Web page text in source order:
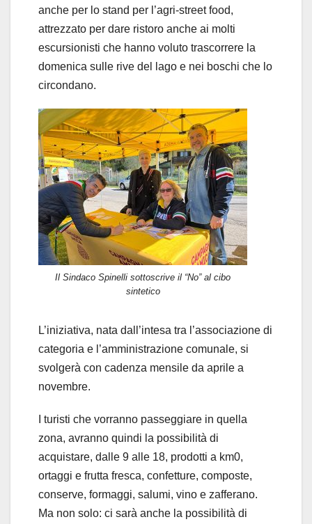
anche per lo stand per l’agri-street food,
attrezzato per dare ristoro anche ai molti
escursionisti che hanno voluto trascorrere la
domenica sulle rive del lago e nei boschi che lo
circondano.
Il Sindaco Spinelli sottoscrive il “No” al cibo
sintetico
L’iniziativa, nata dall’intesa tra l’associazione di
categoria e l’amministrazione comunale, si
svolgerà con cadenza mensile da aprile a
novembre.
I turisti che vorranno passeggiare in quella
zona, avranno quindi la possibilità di
acquistare, dalle 9 alle 18, prodotti a km0,
ortaggi e frutta fresca, confetture, composte,
conserve, formaggi, salumi, vino e zafferano.
Ma non solo: ci sarà anche la possibilità di